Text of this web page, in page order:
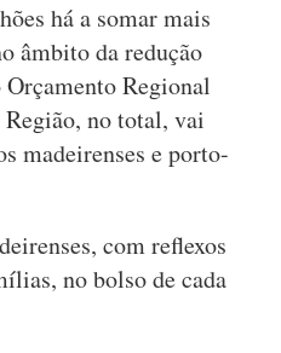
há a somar mais
âmbito da redução
Regional
Região, no total, vai
madeirenses e porto-
com reflexos
no bolso de cada